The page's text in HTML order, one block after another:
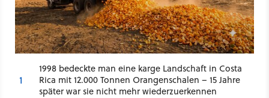
1
1998 bedeckte man eine karge Landschaft in Costa
Rica mit 12.000 Tonnen Orangenschalen – 15 Jahre
später war sie nicht mehr wiederzuerkennen